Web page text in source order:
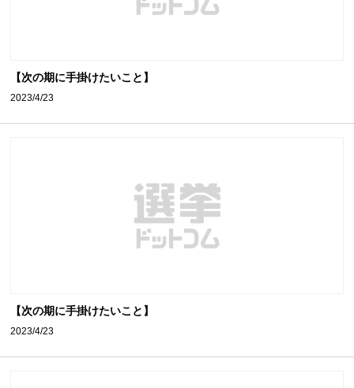
【次の期に手掛けたいこと】
2023/4/23
【次の期に手掛けたいこと】
2023/4/23